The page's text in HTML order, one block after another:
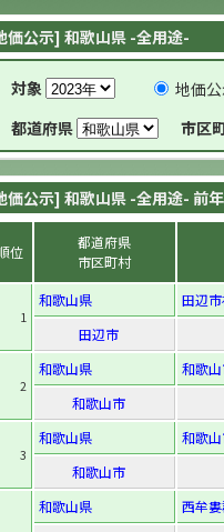
価公示] 和歌山県 -全用途-
対象 地価
都道府県
市区
価公示] 和歌山県 -全用途- 前
位
都道府県
市区町村
1
和歌山県
田辺
田辺市
2
和歌山県
和歌
和歌山市
3
和歌山県
和歌
和歌山市
和歌山県
西牟